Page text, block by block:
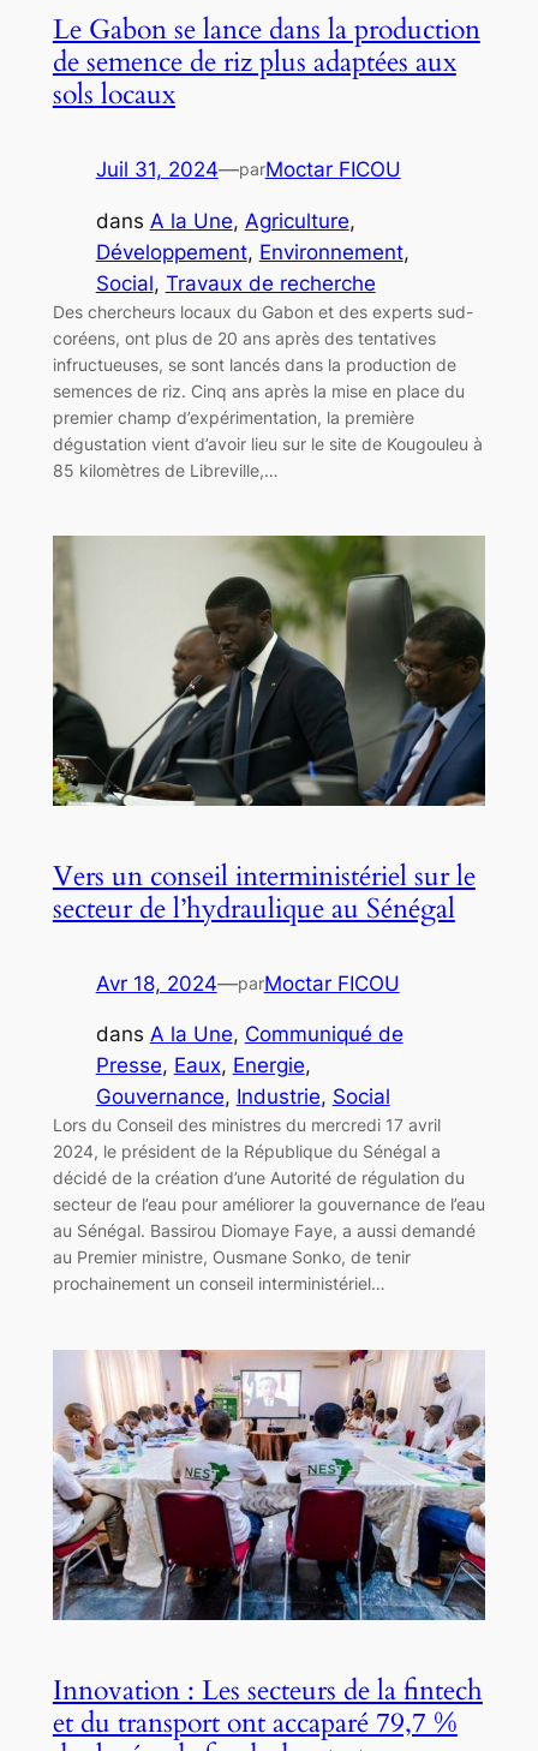
Le Gabon se lance dans la production
de semence de riz plus adaptées aux
sols locaux
Juil 31, 2024—parMoctar FICOU
dans A la Une, Agriculture
Développement, Environnement
Social, Travaux de recherche
Des chercheurs locaux du Gabon et des experts sud-
coréens, ont plus de 20 ans après des tentatives
infructueuses, se sont lancés dans la production de
semences de riz. Cinq ans après la mise en place du
premier champ d’expérimentation, la première
dégustation vient d’avoir lieu sur le site de Kougouleu à
85 kilomètres de Libreville,…
Vers un conseil interministériel sur le
secteur de l’hydraulique au Sénégal
Avr 18, 2024—parMoctar FICOU
dans A la Une, Communiqué de
Presse, Eaux, Energie
Gouvernance, Industrie, Social
Lors du Conseil des ministres du mercredi 17 avril
2024, le président de la République du Sénégal a
décidé de la création d’une Autorité de régulation du
secteur de l’eau pour améliorer la gouvernance de l’eau
au Sénégal. Bassirou Diomaye Faye, a aussi demandé
au Premier ministre, Ousmane Sonko, de tenir
prochainement un conseil interministériel…
Innovation : Les secteurs de la fintech
et du transport ont accaparé 79,7 %